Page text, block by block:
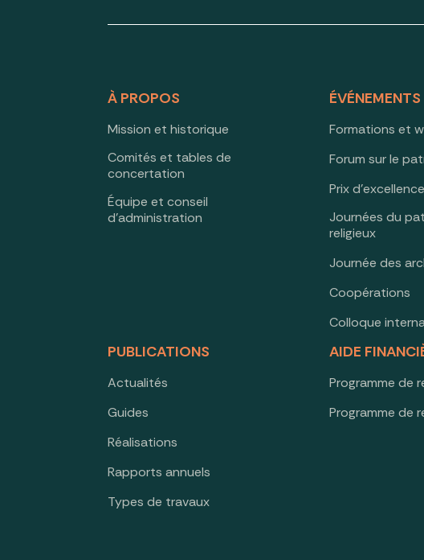
À PROPOS
Mission et historique
Comités et tables de
concertation
Équipe et conseil
d’administration
ÉVÉNEMENTS
Formations et
Forum sur le
Prix d’excellence
Journées du
religieux
Journée des
Coopérations
Colloque
PUBLICATIONS
Actualités
Guides
Réalisations
Rapports annuels
Types de travaux
AIDE
Programme de
Programme de